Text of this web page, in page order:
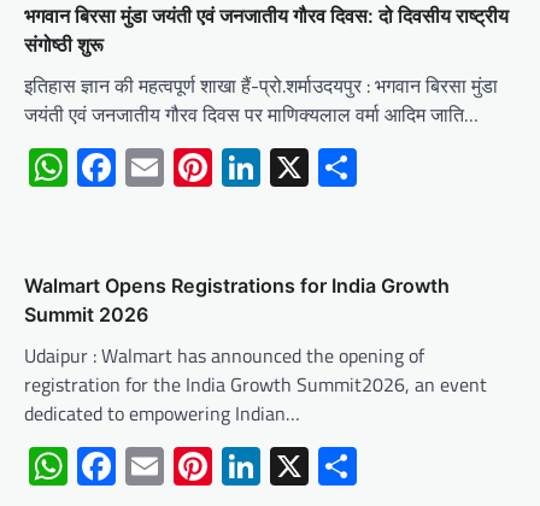
भगवान बिरसा मुंडा जयंती एवं जनजातीय गौरव दिवस: दो दिवसीय राष्ट्रीय
संगोष्ठी शुरू
इतिहास ज्ञान की महत्वपूर्ण शाखा हैं-प्रो.शर्माउदयपुर : भगवान बिरसा मुंडा
जयंती एवं जनजातीय गौरव दिवस पर माणिक्यलाल वर्मा आदिम जाति…
WhatsApp
Facebook
EmailPinterest
LinkedIn
X
Walmart Opens Registrations for India Growth
Summit 2026
Udaipur : Walmart has announced the opening of
registration for the India Growth Summit2026, an event
dedicated to empowering Indian…
WhatsApp
Facebook
EmailPinterest
LinkedIn
X